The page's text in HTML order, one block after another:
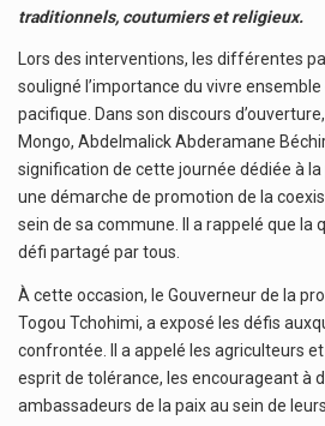
traditionnels, coutumiers et religieux.
Lors des interventions, les différentes
souligné l’importance du vivre
pacifique. Dans son discours
Mongo, Abdelmalick Abderamane
signification de cette journée dédiée à la
une démarche de promotion de la
sein de sa commune. Il a rappelé que la
défi partagé par tous.
À cette occasion, le Gouverneur de la
Togou Tchohimi, a exposé les défis
confrontée. Il a appelé les agriculteurs
esprit de tolérance, les encourageant à
ambassadeurs de la paix au sein de